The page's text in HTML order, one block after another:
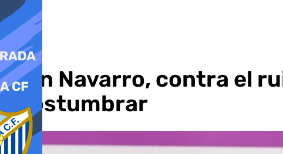
Ibon Navarro, contra el
acostumbrar